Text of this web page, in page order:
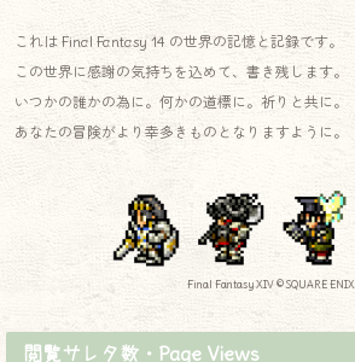
これは Final Fantasy 14 の世界の記憶と記録です。
この世界に感謝の気持ちを込めて、書き残します。
いつかの誰かの為に。何かの道標に。祈りと共に。
あなたの冒険がより幸多きものとなりますように。
Final Fantasy XIV © SQUARE ENIX
閲覧サレタ数・Page Views